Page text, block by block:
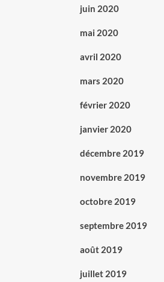
juin 2020
mai 2020
avril 2020
mars 2020
février 2020
janvier 2020
décembre 2019
novembre 2019
octobre 2019
septembre 2019
août 2019
juillet 2019